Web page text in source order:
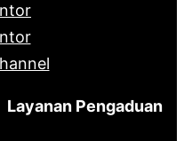
Layanan Pengaduan